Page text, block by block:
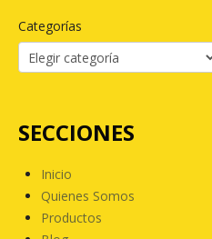
Categorías
SECCIONES
Inicio
Quienes Somos
Productos